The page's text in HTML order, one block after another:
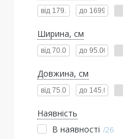
Ширина, см
Довжина, см
Наявність
В наявності 26